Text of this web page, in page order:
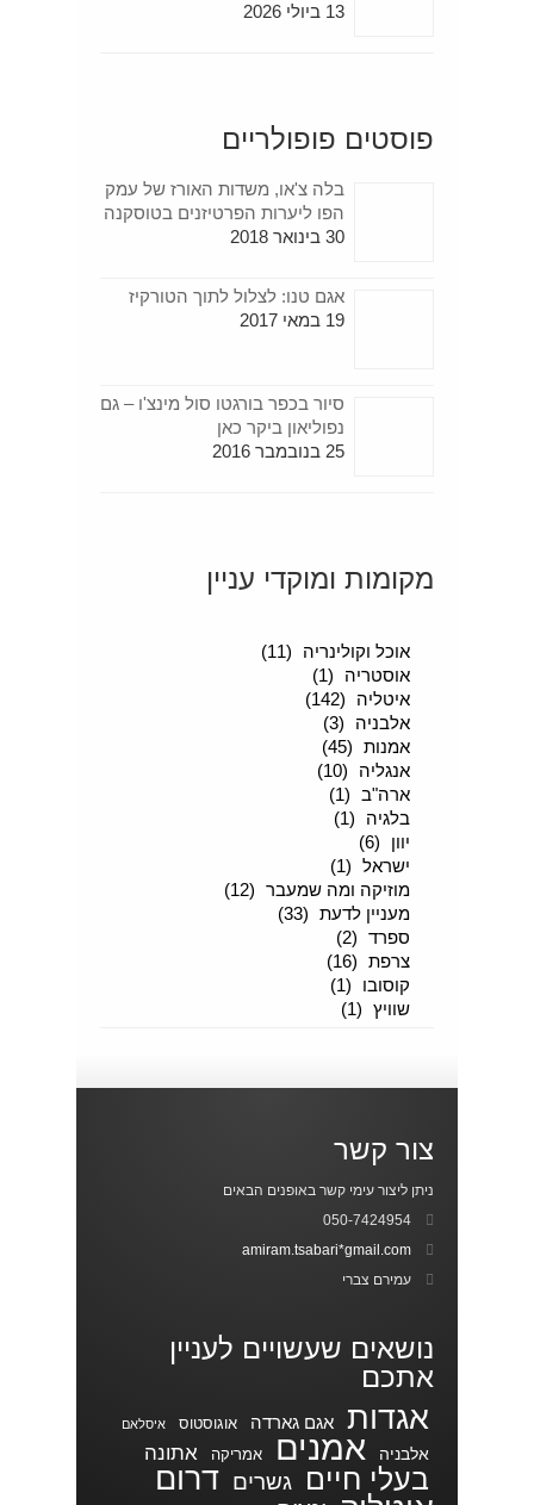
13 ביולי 2026
פוסטים פופולריים
בלה צ'או, משדות האורז של עמק
הפו ליערות הפרטיזנים בטוסקנה
30 בינואר 2018
אגם טנו: לצלול לתוך הטורקיז
19 במאי 2017
סיור בכפר בורגטו סול מינצ'ו – גם
נפוליאון ביקר כאן
25 בנובמבר 2016
מקומות ומוקדי עניין
אוכל וקולינריה
(11)
אוסטריה
(1)
איטליה
(142)
אלבניה
(3)
אמנות (45)
אנגליה
(10)
ארה"ב (1)
בלגיה
(1)
יוון
(6)
ישראל (1)
מוזיקה ומה שמעבר (12)
מעניין לדעת (33)
ספרד (2)
צרפת (16)
קוסובו
(1)
שוויץ (1)
צור קשר
ניתן ליצור עימי קשר באופנים הבאים
050-7424954
amiram.tsabari*gmail.com
עמירם צברי
נושאים שעשויים לעניין
אתכם
אגדות אגם גארדה אוגוסטוס איסלאם
אלבניה אמנים אמריקה אתונה
בעלי חיים גשרים דרום